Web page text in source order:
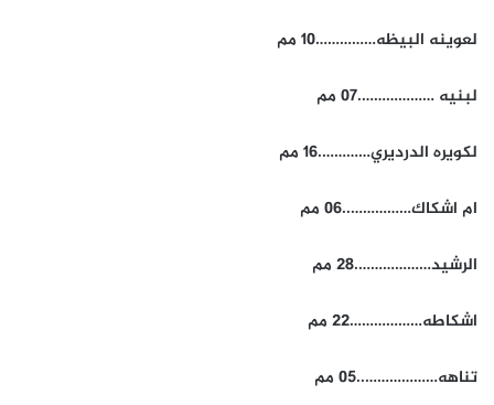
لعوينه البيظه……………10 مم
لبنيه ……………….07 مم
لكويره الدرديري………….16 مم
ام اشكاك……………..06 مم
الرشيد……………….28 مم
اشكاطه………………22 مم
تناهه………………..05 مم